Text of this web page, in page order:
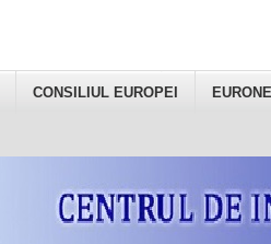
CONSILIUL EUROPEI